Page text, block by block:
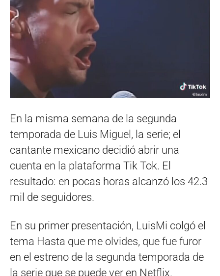
En la misma semana de la segunda
temporada de Luis Miguel, la serie; el
cantante mexicano decidió abrir una
cuenta en la plataforma Tik Tok. El
resultado: en pocas horas alcanzó los 42.3
mil de seguidores.
En su primer presentación, LuisMi colgó el
tema Hasta que me olvides, que fue furor
en el estreno de la segunda temporada de
la serie que se puede ver en Netflix.